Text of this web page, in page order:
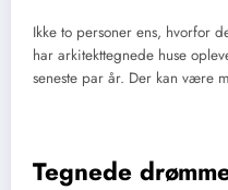
Ikke to personer ens, hvorfor
har arkitekttegnede huse
seneste par år. Der kan være
Tegnede